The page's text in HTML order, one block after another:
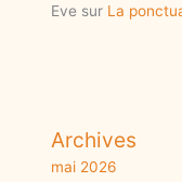
Eve sur La
Archives
mai 2026